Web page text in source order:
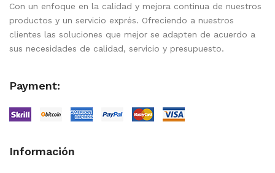
Con un enfoque en la calidad y mejora continua de nuestros
productos y un servicio exprés. Ofreciendo a nuestros
clientes las soluciones que mejor se adapten de acuerdo a
sus necesidades de calidad, servicio y presupuesto.
Payment:
Información